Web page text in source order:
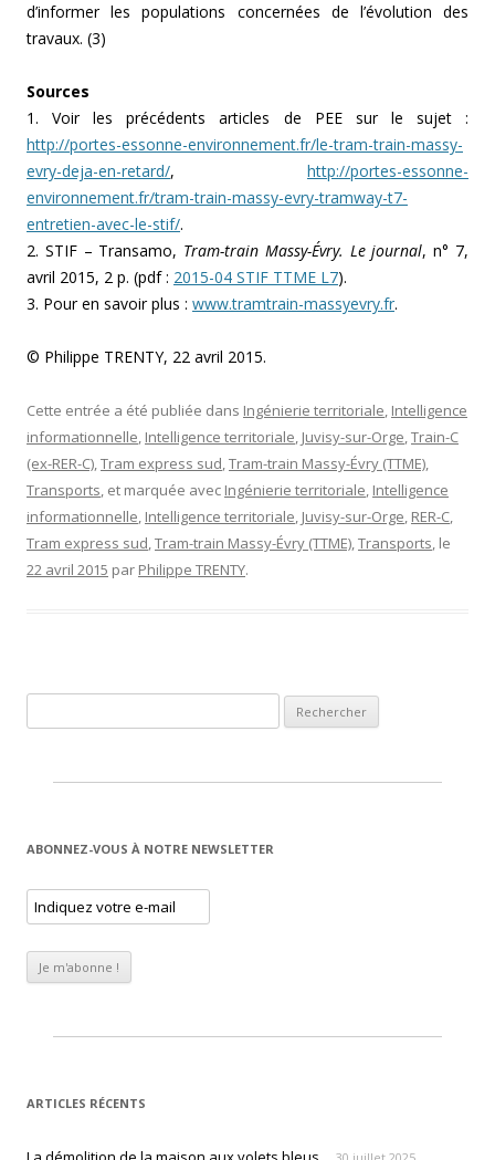
d’informer les populations concernées de l’évolution des
travaux. (3)
Sources
1. Voir les précédents articles de PEE sur le sujet :
http://portes-essonne-environnement.fr/le-tram-train-massy-
evry-deja-en-retard/, http://portes-essonne-
environnement.fr/tram-train-massy-evry-tramway-t7-
entretien-avec-le-stif/.
2. STIF – Transamo, Tram-train Massy-Évry. Le journal, n° 7,
avril 2015, 2 p. (pdf : 2015-04 STIF TTME L7).
3. Pour en savoir plus : www.tramtrain-massyevry.fr.
© Philippe TRENTY, 22 avril 2015.
Cette entrée a été publiée dans Ingénierie territoriale, Intelligence
informationnelle, Intelligence territoriale, Juvisy-sur-Orge,Train-C
(ex-RER-C),Tram express sud,Tram-train Massy-Évry (TTME),
Transports, et marquée avec Ingénierie territoriale, Intelligence
informationnelle, Intelligence territoriale, Juvisy-sur-Orge, RER-C,
Tram express sud,Tram-train Massy-Évry (TTME),Transports, le
22 avril 2015 par Philippe TRENTY.
ABONNEZ-VOUS À NOTRE NEWSLETTER
ARTICLES RÉCENTS